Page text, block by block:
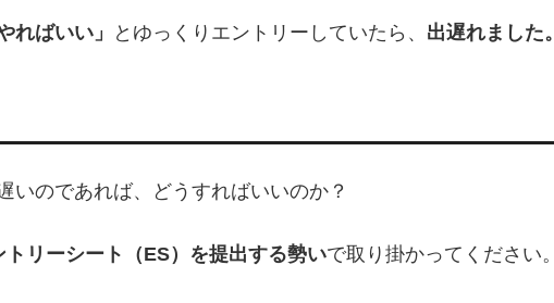
ればいい」 とゆっくりエントリーしていたら、 出遅れました。
いのであれば、どうすればいいのか？
リーシート（ES）を提出する勢いで取り掛かってください。